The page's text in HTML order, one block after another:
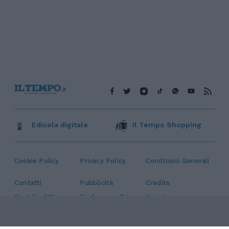
Cookie Policy Privacy Policy Condizioni Generali
Contatti Pubblicità
Credits
Modello 231
Preferenze Privacy Assistenza
Edicola digitale Il Tempo Shopping